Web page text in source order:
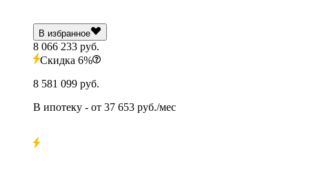
В избранное
8 066 233 руб.
Скидка 6%
8 581 099 руб.
В ипотеку - от 37 653 руб./мес